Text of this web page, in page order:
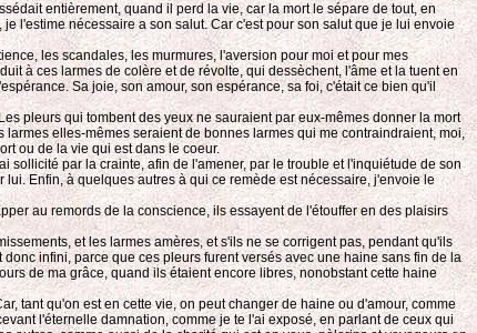
entièrement, quand il perd la vie, car la mort le sépare de tout, en
l'estime nécessaire a son salut. Car c'est pour son salut que je lui envoie
les scandales, les murmures, l'aversion pour moi et pour mes
à ces larmes de colère et de révolte, qui dessèchent, l'âme et la tuent en
Sa joie, son amour, son espérance, sa foi, c'était ce bien qu'il
pleurs qui tombent des yeux ne sauraient par eux-mêmes donner la mort
elles-mêmes seraient de bonnes larmes qui me contraindraient, moi,
ou de la vie qui est dans le coeur.
sollicité par la crainte, afin de l'amener, par le trouble et l'inquiétude de son
Enfin, à quelques autres à qui ce remède est nécessaire, j'envoie le
au remords de la conscience, ils essayent de l'étouffer en des plaisirs
et les larmes amères, et s'ils ne se corrigent pas, pendant qu'ils
infini, parce que ces pleurs furent versés avec une haine sans fin de la
de ma grâce, quand ils étaient encore libres, nonobstant cette haine
tant qu'on est en cette vie, on peut changer de haine ou d'amour, comme
l'éternelle damnation, comme je te l'ai exposé, en parlant de ceux qui